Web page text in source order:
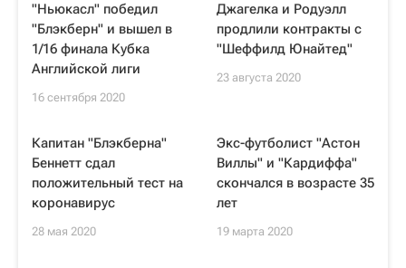
"Ньюкасл" победил
"Блэкберн" и вышел в
1/16 финала Кубка
Английской лиги
16 сентября 2020
Джагелка и Родуэлл
продлили контракты с
"Шеффилд Юнайтед"
23 августа 2020
Капитан "Блэкберна"
Беннетт сдал
положительный тест на
коронавирус
28 мая 2020
Экс-футболист "Астон
Виллы" и "Кардиффа"
скончался в возрасте 35
лет
19 марта 2020